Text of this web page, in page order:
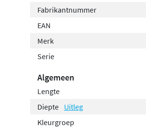
Fabrikantnummer
EAN
Merk
Serie
Algemeen
Lengte
Diepte Uitleg
Kleurgroep